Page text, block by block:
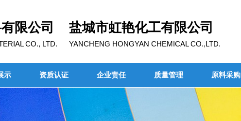
限公司
CO., LTD.
盐城市虹艳化工有限公司
YANCHENG HONGYAN CHEMICAL CO.,LTD.
示 资质认证 企业责任 质量管理 原料采购